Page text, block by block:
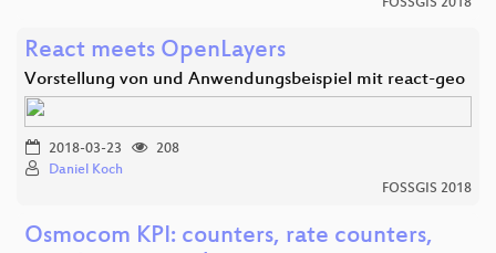
FOSSGIS 2018
React meets OpenLayers
Vorstellung von und Anwendungsbeispiel mit react-geo
2018-03-23
208
Daniel Koch
FOSSGIS 2018
Osmocom KPI: counters, rate counters,